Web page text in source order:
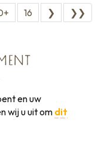
16 ❯ ❯❯
en uw
wij u uit om dit